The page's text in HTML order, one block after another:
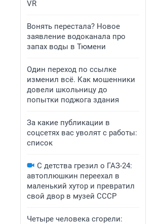
VR
Вонять перестала? Новое
заявление водоканала про
запах воды в Тюмени
Один переход по ссылке
изменил всё. Как мошенники
довели школьницу до
попытки поджога здания
За какие публикации в
соцсетях вас уволят с работы:
список
С детства грезил о ГАЗ-24:
автоплюшкин переехал в
маленький хутор и превратил
свой двор в музей СССР
Четыре человека сгорели: